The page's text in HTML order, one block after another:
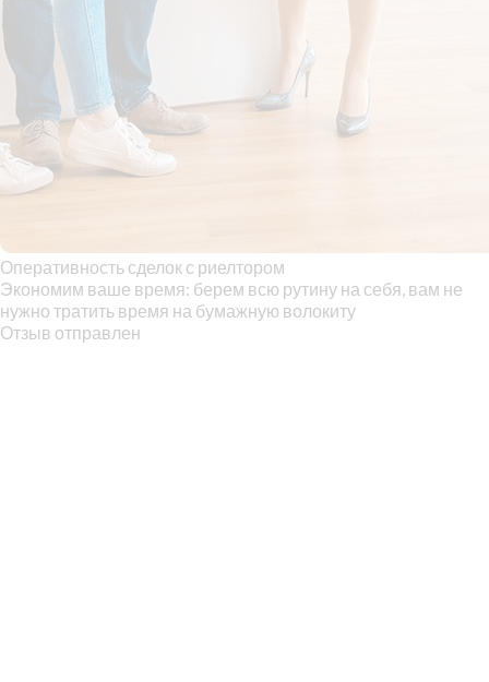
Оперативность сделок с риелтором
Экономим ваше время: берем всю рутину на себя, вам не
нужно тратить время на бумажную волокиту
Отзыв отправлен